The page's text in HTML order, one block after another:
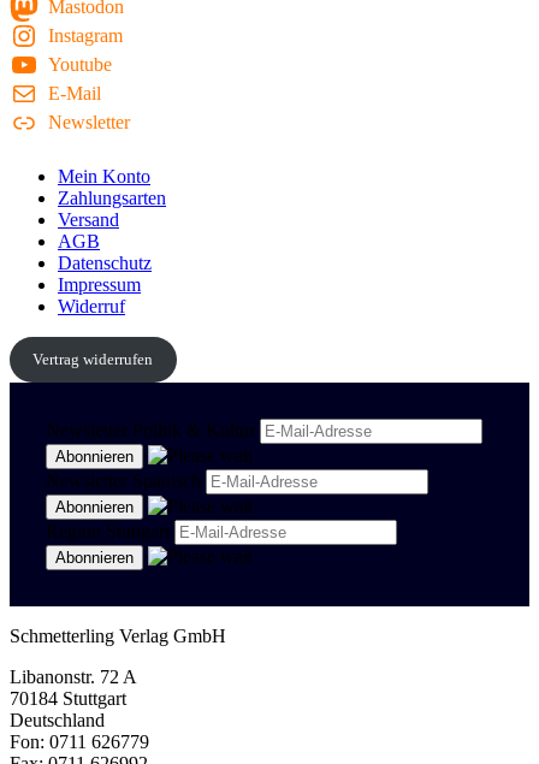
Mastodon
Instagram
Youtube
E-Mail
Newsletter
Mein Konto
Zahlungsarten
Versand
AGB
Datenschutz
Impressum
Widerruf
Vertrag widerrufen
Newsletter Politik & Kultur
Newsletter Spanisch
Region Stuttgart
Schmetterling Verlag GmbH
Libanonstr. 72 A
70184 Stuttgart
Deutschland
Fon: 0711 626779